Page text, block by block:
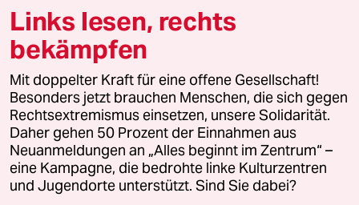
© 2026 taz Verlags und Vertriebs GmbH
Alle Rechte vorbehalten. Bei rechtlichen Fragen oder für Genehmigungen
wenden Sie sich bitte an
lizenzen@taz.de
Feedback Redaktionsstatut Kommune-Richtlinien
Leitlinie Informant Datenschutz Impressum AGB
Links lesen, rechts
bekämpfen
Mit doppelter Kraft für eine offene Gesellschaft!
Besonders jetzt brauchen Menschen, die sich gegen
Rechtsextremismus einsetzen, unsere Solidarität.
Daher gehen 50 Prozent der Einnahmen aus
Neuanmeldungen an „Alles beginnt im Zentrum“ –
eine Kampagne, die bedrohte linke Kulturzentren
und Jugendorte unterstützt. Sind Sie dabei?